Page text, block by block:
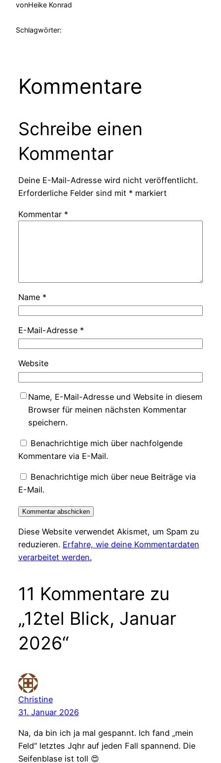
vonHeike Konrad
Schlagwörter:
Kommentare
Schreibe einen
Kommentar
Deine E-Mail-Adresse wird nicht veröffentlicht.
Erforderliche Felder sind mit * markiert
Kommentar *
Name *
E-Mail-Adresse *
Website
Name, E-Mail-Adresse und Website in diesem
Browser für meinen nächsten Kommentar
speichern.
Benachrichtige mich über nachfolgende
Kommentare via E-Mail.
Benachrichtige mich über neue Beiträge via
E-Mail.
Diese Website verwendet Akismet, um Spam zu
reduzieren. Erfahre, wie deine Kommentardaten
verarbeitet werden.
11 Kommentare zu
„12tel Blick, Januar
2026“
Christine
31. Januar 2026
Na, da bin ich ja mal gespannt. Ich fand „mein
Feld“ letztes Jqhr auf jeden Fall spannend. Die
Seifenblase ist toll 😍